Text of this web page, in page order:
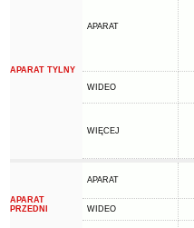
APARAT TYLNY
APARAT
WIDEO
WIĘCEJ
APARAT
PRZEDNI
APARAT
WIDEO